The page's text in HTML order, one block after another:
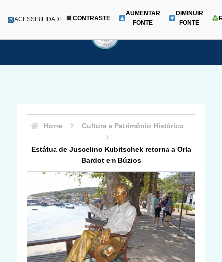
para
Menu
ACESSIBILIDADE: CONTRASTE
AUMENTAR
FONTE
DIMINUIR
FONTE
Home Cultura e Patrimônio Histórico
Estátua de Juscelino Kubitschek retorna a Orla
Bardot em Búzios